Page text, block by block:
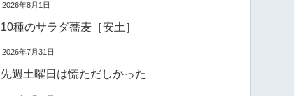
2026年8月1日
10種のサラダ蕎麦［安土］
2026年7月31日
先週土曜日は慌ただしかった